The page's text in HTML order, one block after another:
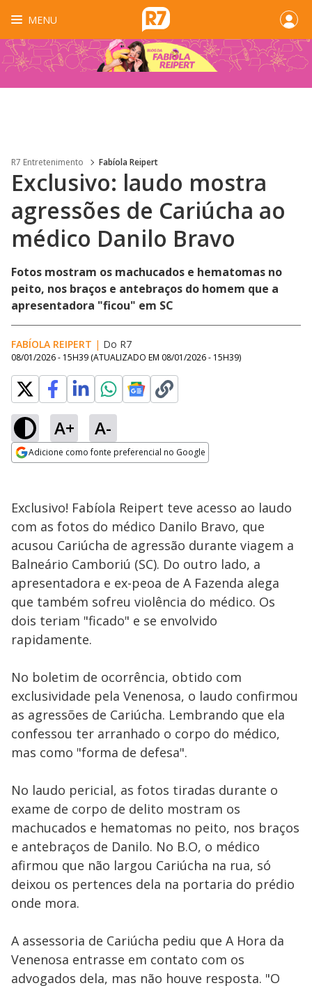
MENU
R7 Entretenimento Fabíola Reipert
Exclusivo: laudo mostra
agressões de Cariúcha ao
médico Danilo Bravo
Fotos mostram os machucados e hematomas no
peito, nos braços e antebraços do homem que a
apresentadora "ficou" em SC
FABÍOLA REIPERT | Do R7
08/01/2026 - 15H39 (ATUALIZADO EM 08/01/2026 - 15H39)
A+ A-
Adicione como fonte preferencial no Google
Ativar
Loaded:
17.73%
Exclusivo! Fabíola Reipert teve acesso ao laudo
com as fotos do médico Danilo Bravo, que
acusou Cariúcha de agressão durante viagem a
Balneário Camboriú (SC). Do outro lado, a
apresentadora e ex-peoa de A Fazenda alega
que também sofreu violência do médico. Os
dois teriam "ficado" e se envolvido
rapidamente.
No boletim de ocorrência, obtido com
exclusividade pela Venenosa, o laudo confirmou
as agressões de Cariúcha. Lembrando que ela
confessou ter arranhado o corpo do médico,
mas como "forma de defesa".
No laudo pericial, as fotos tiradas durante o
exame de corpo de delito mostram os
machucados e hematomas no peito, nos braços
e antebraços de Danilo. No B.O, o médico
afirmou que não largou Cariúcha na rua, só
deixou os pertences dela na portaria do prédio
onde mora.
A assessoria de Cariúcha pediu que A Hora da
Venenosa entrasse em contato com os
advogados dela, mas não houve resposta. "O